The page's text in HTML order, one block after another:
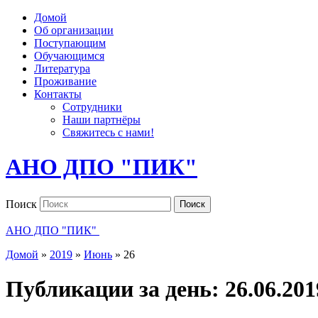
Домой
Об организации
Поступающим
Обучающимся
Литература
Проживание
Контакты
Сотрудники
Наши партнёры
Свяжитесь с нами!
АНО ДПО "ПИК"
Поиск Поиск
АНО ДПО "ПИК"
Домой » 2019 » Июнь » 26
Публикации за день: